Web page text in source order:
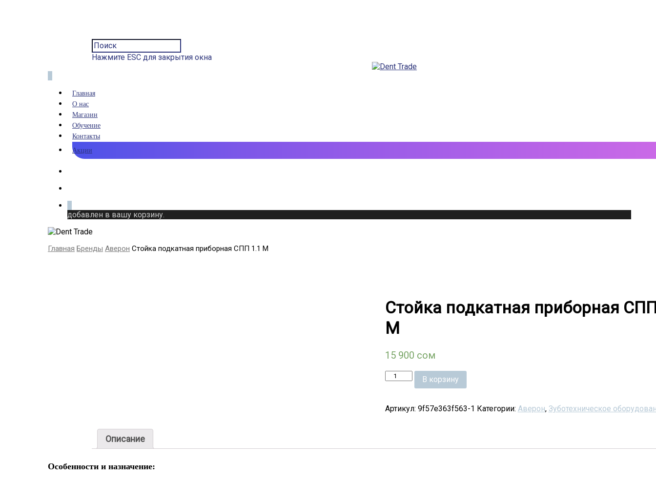
Нажмите ESC для закрытия окна
Главная
О нас
Магазин
Обучение
Контакты
Акции
добавлен в вашу корзину.
Главная Бренды Аверон Стойка подкатная приборная СПП 1.1 М
Стойка подкатная приборная
М
15 900 сом
КоличествоВ корзину
Артикул: 9f57e363f563-1 Категории: Аверон, Зуботехническое
Описание
Особенности и назначение: